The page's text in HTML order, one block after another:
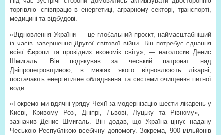
торгівлю, співпрацю в енергетиці, аграрному секторі, транспорті,
медицині та відбудові.
«Відновлення України — це глобальний проєкт, наймасштабніший
із часів завершення Другої світової війни. Він потребує єднання
всієї Європи та провідних економік світу», — наголосив Денис
Шмигаль. Він подякував за чеський патронат над
Дніпропетровщиною, в межах якого відновлюють лікарні,
постачають енергетичне обладнання та системи очищення питної
води.
«І окремо ми вдячні уряду Чехії за модернізацію шести лікарень у
Києві, Кривому Розі, Дніпрі, Львові, Луцьку та Рівному», —
зазначив Денис Шмигаль. Він додав, що Україна цінує надану
Чеською Республікою всебічну допомогу. Зокрема, 900 мільйонів